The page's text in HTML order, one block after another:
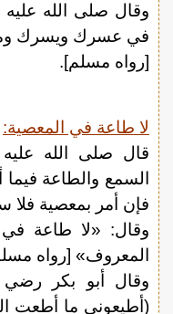
وقال صلى الله
في عسرك ويسرك
[رواه مسلم].
لا طاعة في المعصية:
قال صلى الله
السمع والطاعة
فإن أمر بمعصية فلا
وقال: «لا طاعة في
المعروف» [رواه
وقال أبو بكر رضي
(أطيعوني ما أطعت